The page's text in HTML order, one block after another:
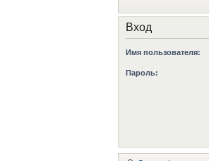
Вход
Имя пользователя:
Пароль: